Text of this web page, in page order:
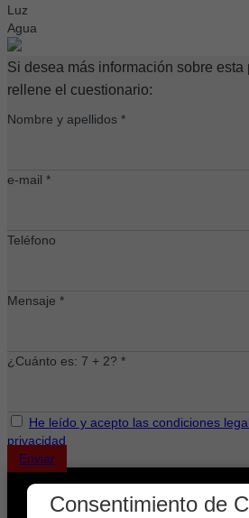
Luz
Agua
Si desea más información sobre esta
rellene el cuestionario:
Nombre y apellidos *
e-mail *
Teléfono
Mensaje *
¿Cuánto es: 7 + 2? *
He leído y acepto las condiciones
privacidad
Enviar
VENDER CON NOSOTROS
Consentimiento de